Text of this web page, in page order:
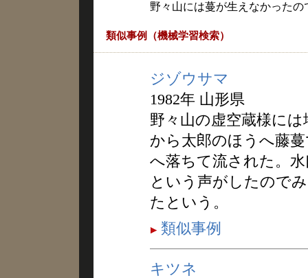
野々山には蔓が生えなかった
類似事例（機械学習検索）
ジゾウサマ
1982年 山形県
野々山の虚空蔵様に
から太郎のほうへ藤
へ落ちて流された。
という声がしたので
たという。
類似事例
キツネ